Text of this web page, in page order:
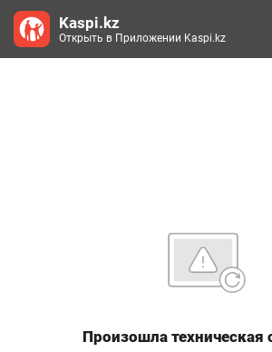
Произошла техническая
Kaspi.kz
Открыть в Приложении Kaspi.kz